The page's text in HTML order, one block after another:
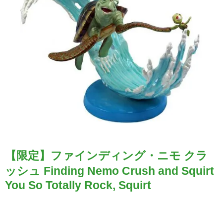
【限定】ファインディング・ニモ クラ
ッシュ Finding Nemo Crush and Squirt
You So Totally Rock, Squirt